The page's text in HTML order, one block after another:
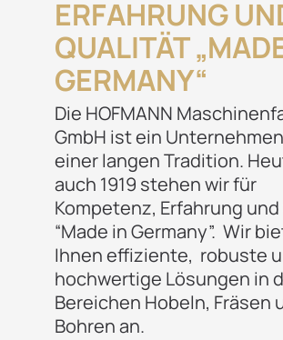
ERFAHRUNG
QUALITÄT
GERMANY“
Die HOFMANN
GmbH ist ein
einer langen Tradition.
auch 1919 stehen wir für
Kompetenz, Erfahrung
“Made in Germany”. Wir
Ihnen effiziente, robuste
hochwertige Lösungen in
Bereichen Hobeln, Fräsen
Bohren an.